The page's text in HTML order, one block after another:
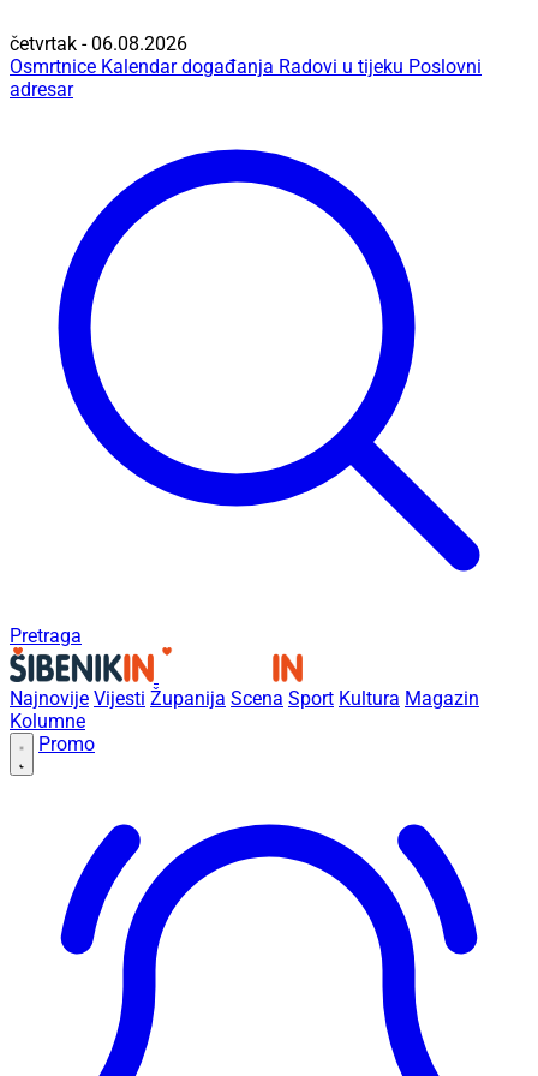
četvrtak - 06.08.2026
Osmrtnice Kalendar događanja Radovi u tijeku Poslovni
adresar
Pretraga
Najnovije Vijesti Županija Scena Sport Kultura Magazin
Kolumne
Promo